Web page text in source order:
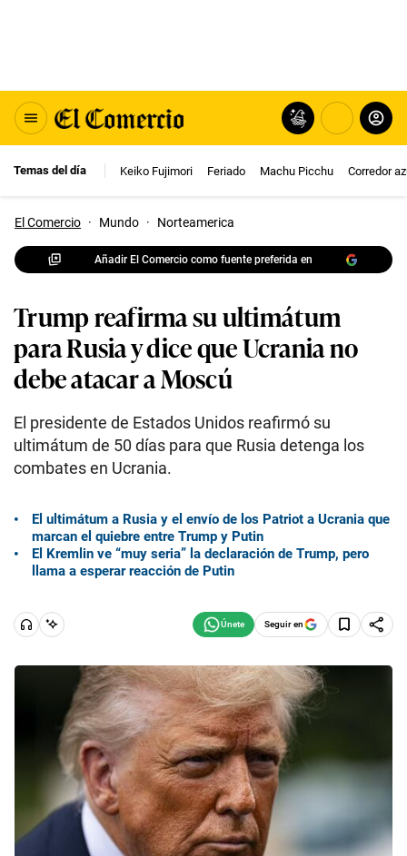
Temas del día Keiko Fujimori Feriado Machu Picchu Corredor
El Comercio · Mundo · Norteamerica
Añadir El Comercio como fuente preferida en
Trump reafirma su ultimátum
para Rusia y dice que Ucrania no
debe atacar a Moscú
El presidente de Estados Unidos reafirmó su
ultimátum de 50 días para que Rusia detenga los
combates en Ucrania.
El ultimátum a Rusia y el envío de los Patriot a Ucrania que
marcan el quiebre entre Trump y Putin
El Kremlin ve “muy seria” la declaración de Trump, pero
llama a esperar reacción de Putin
Seguir en